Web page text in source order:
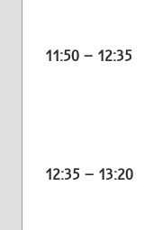
11:50 – 12:35
12:35 – 13:20